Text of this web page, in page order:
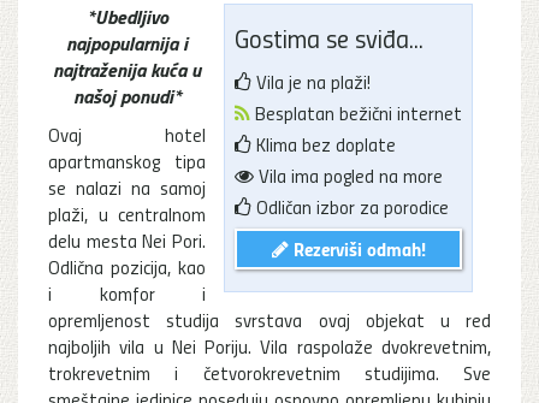
Gostima se sviđa...
Vila je na plaži!
Besplatan bežični internet
Klima bez doplate
Vila ima pogled na more
Odličan izbor za porodice
Rezerviši odmah!
*Ubedljivo
najpopularnija i
najtraženija kuća u
našoj ponudi*
Ovaj hotel
apartmanskog tipa
se nalazi na samoj
plaži, u centralnom
delu mesta Nei Pori.
Odlična pozicija, kao
i komfor i
opremljenost studija svrstava ovaj objekat u red
najboljih vila u Nei Poriju. Vila raspolaže dvokrevetnim,
trokrevetnim i četvorokrevetnim studijima. Sve